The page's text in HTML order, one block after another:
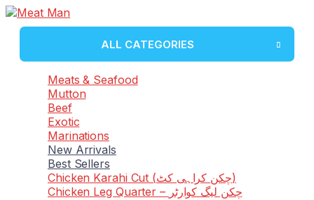
ALL CATEGORIES
Meats & Seafood
Mutton
Beef
Exotic
Marinations
New Arrivals
Best Sellers
Chicken Karahi Cut (چکن کراہی کٹ)
Chicken Leg Quarter – چکن لیگ کوارٹر